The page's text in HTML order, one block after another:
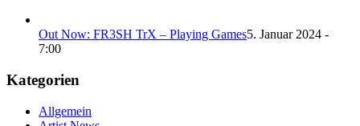
Out Now: FR3SH TrX – Playing Games5. Januar 2024 -
7:00
Kategorien
Allgemein